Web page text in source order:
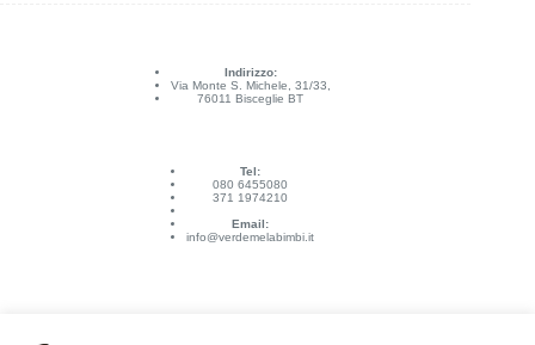
Indirizzo:
Via Monte S. Michele, 31/33,
76011 Bisceglie BT
Tel:
080 6455080
371 1974210
Email:
info@verdemelabimbi.it